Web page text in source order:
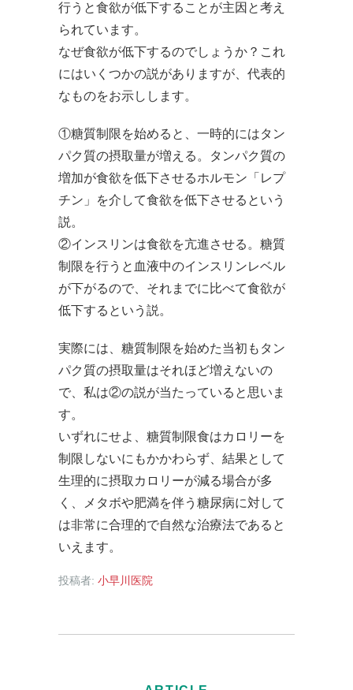
行うと食欲が低下することが主因と考え
られています。
なぜ食欲が低下するのでしょうか？これ
にはいくつかの説がありますが、代表的
なものをお示しします。
①糖質制限を始めると、一時的にはタン
パク質の摂取量が増える。タンパク質の
増加が食欲を低下させるホルモン「レプ
チン」を介して食欲を低下させるという
説。
②インスリンは食欲を亢進させる。糖質
制限を行うと血液中のインスリンレベル
が下がるので、それまでに比べて食欲が
低下するという説。
実際には、糖質制限を始めた当初もタン
パク質の摂取量はそれほど増えないの
で、私は②の説が当たっていると思いま
す。
いずれにせよ、糖質制限食はカロリーを
制限しないにもかかわらず、結果として
生理的に摂取カロリーが減る場合が多
く、メタボや肥満を伴う糖尿病に対して
は非常に合理的で自然な治療法であると
いえます。
投稿者: 小早川医院